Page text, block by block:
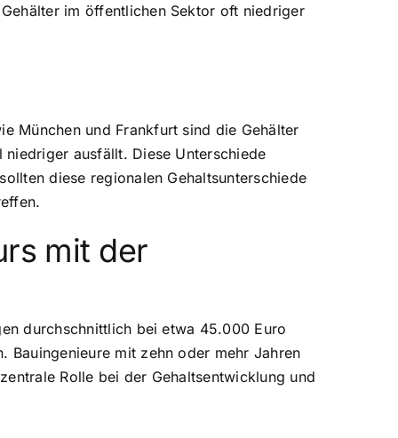
im öffentlichen Sektor oft niedriger
München und Frankfurt sind die Gehälter
ausfällt. Diese Unterschiede
diese regionalen Gehaltsunterschiede
mit der
durchschnittlich bei etwa 45.000 Euro
mit zehn oder mehr Jahren
Rolle bei der Gehaltsentwicklung und